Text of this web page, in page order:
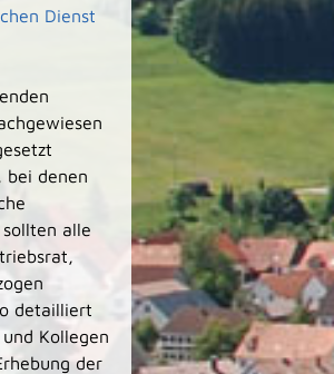
Dienst
bei denen
alle
detailliert
Kollegen
der